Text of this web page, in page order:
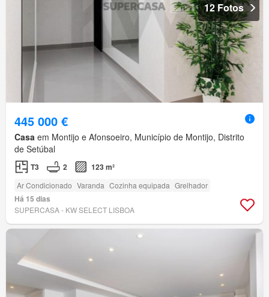
12 Fotos
445 000 €
Casa em Montijo e Afonsoeiro, Município de Montijo, Distrito
de Setúbal
T3 2 123 m²
Ar Condicionado Varanda Cozinha equipada Grelhador
Há 15 dias
SUPERCASA - KW SELECT LISBOA